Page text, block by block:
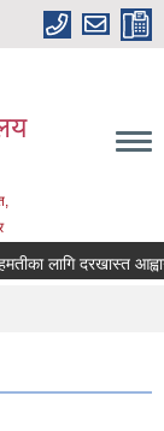
लागि दरखास्त आह्वान